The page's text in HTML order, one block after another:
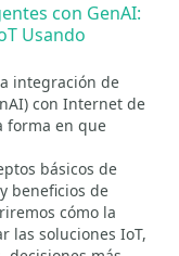
con GenAI:
Usando
integración de
con Internet de
forma en que
básicos de
beneficios de
cómo la
las soluciones IoT,